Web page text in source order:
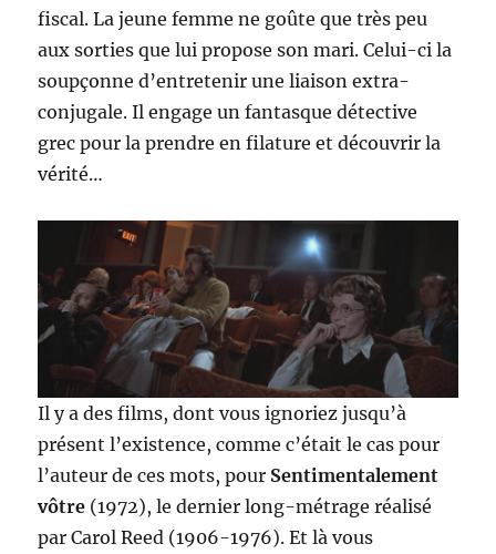
fiscal. La jeune femme ne goûte que très peu
aux sorties que lui propose son mari. Celui-ci la
soupçonne d’entretenir une liaison extra-
conjugale. Il engage un fantasque détective
grec pour la prendre en filature et découvrir la
vérité…
Il y a des films, dont vous ignoriez jusqu’à
présent l’existence, comme c’était le cas pour
l’auteur de ces mots, pour Sentimentalement
vôtre (1972), le dernier long-métrage réalisé
par Carol Reed (1906-1976). Et là vous